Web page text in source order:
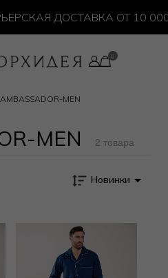
ДОСТАВКА ОТ 10 000
AMBASSADOR-MEN
MEN 2 товара
Новинки